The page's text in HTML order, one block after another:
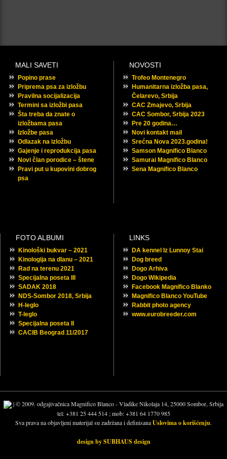
MALI SAVETI
Popino prase
Priprema psa za izložbu
Pravilna socijalizacija
Termini sa izložbi pasa
Šta treba da znate o
izložbama pasa
Izložbe pasa
Odlazak na izložbu
Gajenje i reprodukcija pasa
Novi član porodice – štene
Pravi put u kupovini dobrog
psa
NOVOSTI
Trofeo Montenegro
Humanitarna izložba pasa,
Čelarevo, Srbija
CAC Zmajevo, Srbija
CAC Sombor, Srbija 2023
Pre 20 godina…
Novi kontakt mail
Srećna Nova 2023.godina!
Samson Magnifico Blanco
Samurai Magnifico Blanco
Sena Magnifico Blanco
FOTO ALBUMI
Kinološki bukvar – 2021
Kinologija na dlanu – 2021
Rad na terenu 2021
Specijalna poseta III
SADAK 2018
NDS-Sombor 2018, Srbija
H-leglo
T-leglo
Specijalna poseta II
CACIB Beograd 11/2017
LINKS
DA kennel Iz Lunnoy Stai
Dog breed
Dogo Arhiva
Dogo Wikipedia
Facebook Magnifico Blanko
Magnifico Blanco YouTube
Rabbit photo agency
www.eurobreeder.com
| © 2009. odgajivačnica Magnifico Blanco - Vladike Nikolaja 14, 25000 Sombor, Srbija
tel: +381 25 444 514 ; mob: +381 64 1770 985
Sva prava na objavljeni materijal su zadržana i definisanaUslovima o korišćenju.
design by SUBHAUS design